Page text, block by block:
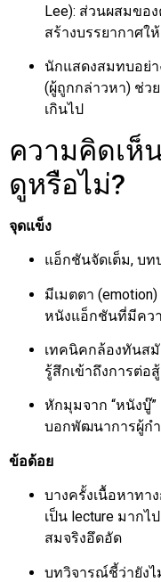
Lee): ส่วนผสมขอ
สร้างบรรยากาศให้
นักแสดงสมทบอย่าง
(ผู้ถูกกล่าวหา) ช่วย
เกินไป
ความคิดเห็
ดูหรือไม่?
จุดแข็ง
แอ็กชันจัดเต็ม, บท
มีเมตตา
หนังแอ็กชันที่มีคว
เทคนิคกล้องทันสมั
รู้สึกเข้าถึงการต่อสู้
หักมุมจาก “หนังบู๊
บอกพัฒนาการผู้ก
ข้อด้อย
บางครั้งเนื้อหาทา
เป็น lecture มาก
สมจริงอึดอัด
บทวิจารณ์ชี้ว่ายัง